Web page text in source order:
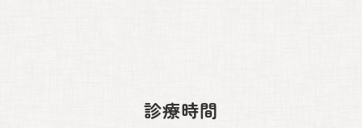
診療時間